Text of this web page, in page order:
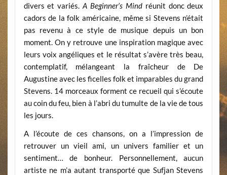
divers et variés.A Beginner’s Mindréunit donc deux
cadors de la folk américaine, même si Stevens n’était
pas revenu à ce style de musique depuis un bon
moment. On y retrouve une inspiration magique avec
leurs voix angéliques et le résultat s’avère très beau,
contemplatif, mélangeant la fraîcheur de De
Augustine avec les ficelles folk et imparables du grand
Stevens. 14 morceaux forment ce recueil qui s’écoute
au coin du feu, bien à l’abri du tumulte de la vie de tous
les jours.
A l’écoute de ces chansons, on a l’impression de
retrouver un vieil ami, un univers familier et un
sentiment… de bonheur. Personnellement, aucun
artiste ne m’a autant transporté que Sufjan Stevens